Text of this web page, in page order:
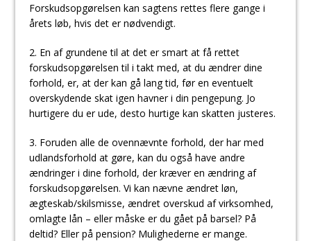
Forskudsopgørelsen kan sagtens rettes flere gange i
årets løb, hvis det er nødvendigt.
2. En af grundene til at det er smart at få rettet
forskudsopgørelsen til i takt med, at du ændrer dine
forhold, er, at der kan gå lang tid, før en eventuelt
overskydende skat igen havner i din pengepung. Jo
hurtigere du er ude, desto hurtige kan skatten justeres.
3. Foruden alle de ovennævnte forhold, der har med
udlandsforhold at gøre, kan du også have andre
ændringer i dine forhold, der kræver en ændring af
forskudsopgørelsen. Vi kan nævne ændret løn,
ægteskab/skilsmisse, ændret overskud af virksomhed,
omlagte lån – eller måske er du gået på barsel? På
deltid? Eller på pension? Mulighederne er mange.